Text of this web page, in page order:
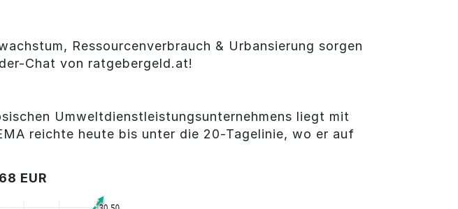
Ressourcenverbrauch & Urbansierung sorgen
Chat von ratgebergeld.at!
Umweltdienstleistungsunternehmens liegt mit
reichte heute bis unter die 20-Tagelinie, wo er auf
EUR